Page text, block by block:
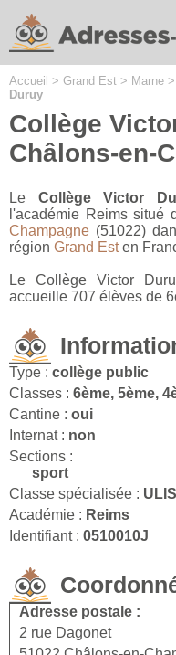
Accueil > Grand Est > Marne >
Duruy
Collège
Châlons-en-
Le Collège Victor
l'académie Reims situé
Champagne (51022)
région Grand Esten
Le Collège Victor
accueille 707 élèves de
Type : collège public
Classes : 6ème, 5ème,
Cantine : oui
Internat : non
Sections :
sport
Classe spécialisée : ULIS
Académie : Reims
Identifiant : 0510010J
Adresse postale :
2 rue Dagonet